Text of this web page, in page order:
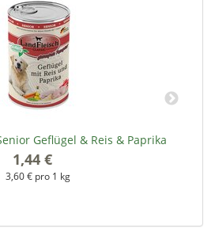
Geflügel & Reis & Paprika
1,44 €
3,60 € pro 1 kg